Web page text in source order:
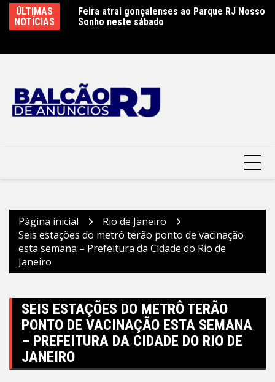
para
ÚLTIMAS
NOTÍCIAS
Feira atrai gonçalenses ao Parque RJ Nosso
Sonho neste sábado
Sábado letivo especial na rede municipal de
educação em São Gonçalo
Página inicial
Rio de Janeiro
Seis estações do metrô terão ponto de vacinação
esta semana – Prefeitura da Cidade do Rio de
Janeiro
SEIS ESTAÇÕES DO METRÔ TERÃO
PONTO DE VACINAÇÃO ESTA SEMANA
– PREFEITURA DA CIDADE DO RIO DE
JANEIRO